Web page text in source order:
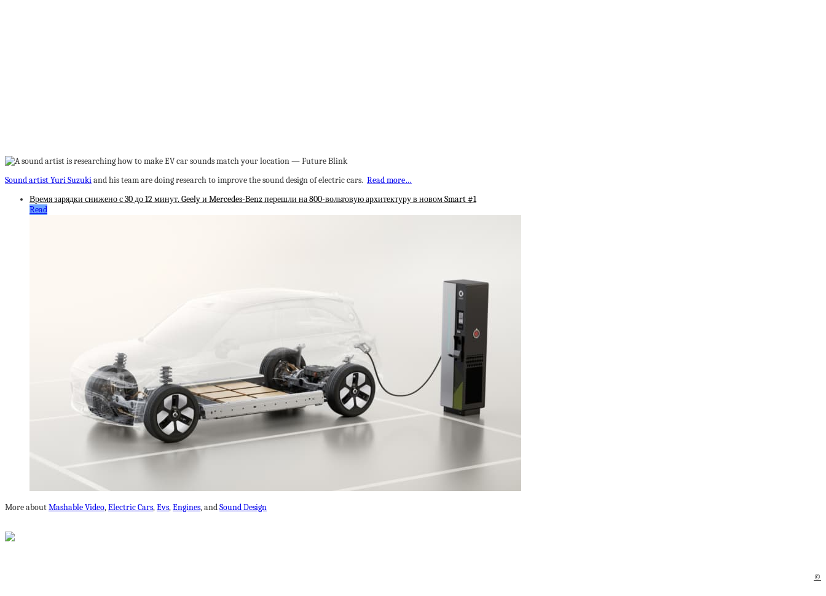
Sound artist Yuri Suzukiand his team are doing research to improve the sound design of electric cars. Read more…
Время зарядки снижено с 30 до 12 минут. Geely и Mercedes-Benz перешли на 800-вольтовую архитектуру в новом Smart #1
Read
More aboutMashable Video,Electric Cars,Evs,Engines, andSound Design
©